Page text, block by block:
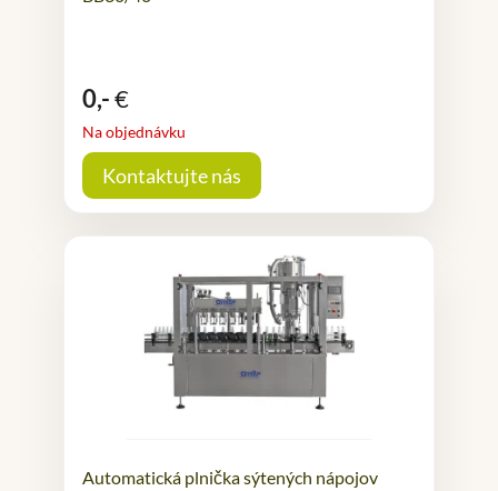
0,-€
Na objednávku
Kontaktujte nás
Automatická plnička sýtených nápojov